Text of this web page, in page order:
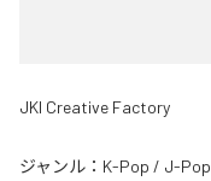
JKI Creative Factory
ジャンル： K-Pop / J-Pop